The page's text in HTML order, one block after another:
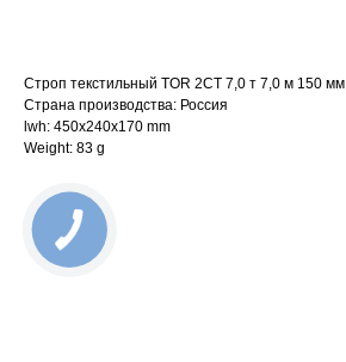
Строп текстильный TOR 2СТ 7,0 т 7,0 м 150 мм
Страна производства: Россия
lwh: 450x240x170 mm
Weight: 83 g